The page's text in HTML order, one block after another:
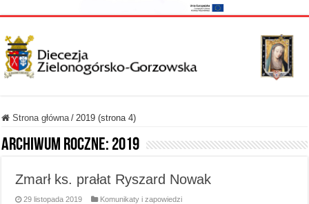
Strona główna / 2019 (strona 4)
Archiwum roczne: 2019
Zmarł ks. prałat Ryszard Nowak
29 listopada 2019 Komunikaty i zapowiedzi